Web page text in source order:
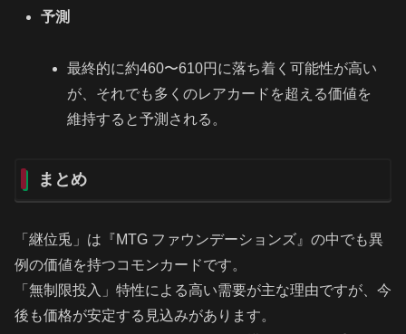
予測
最終的に約460〜610円に落ち着く可能性が高い
が、それでも多くのレアカードを超える価値を
維持すると予測される。
まとめ
「継位兎」は『MTG ファウンデーションズ』の中でも異
例の価値を持つコモンカードです。
「無制限投入」特性による高い需要が主な理由ですが、今
後も価格が安定する見込みがあります。